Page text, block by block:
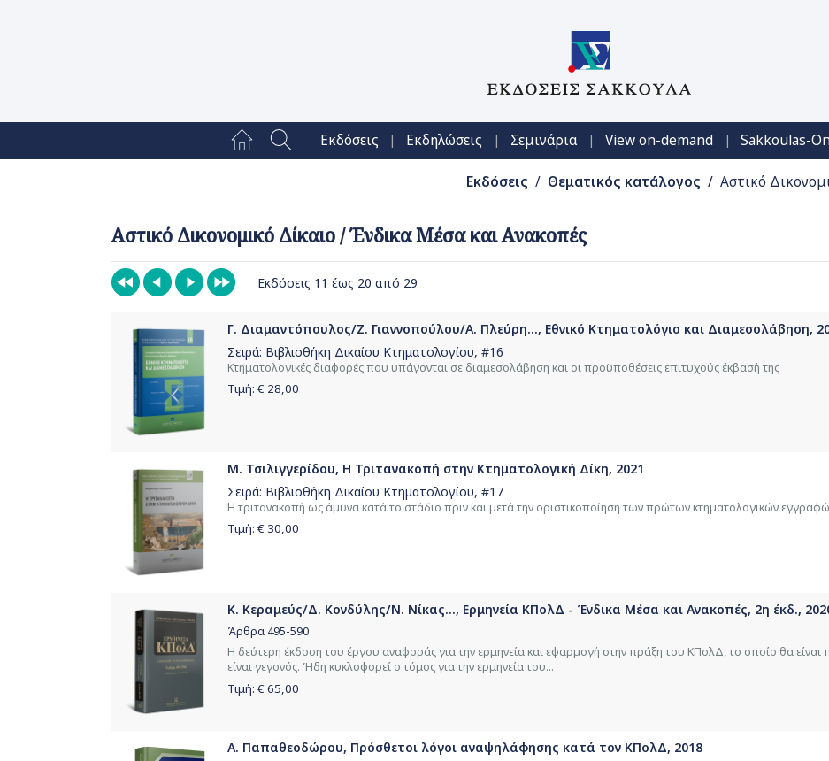
Εκδόσεις | Εκδηλώσεις | Σεμινάρια | View on-demand | Sakkoulas-
Εκδόσεις / Θεματικός κατάλογος / Αστικό
Αστικό Δικονομικό Δίκαιο / Ένδικα Μέσα και Ανακοπές
Εκδόσεις 11 έως 20 από 29
Γ. Διαμαντόπουλος/Ζ. Γιαννοπούλου/Α. Πλεύρη..., Εθνικό Κτηματολόγιο και Διαμεσολάβηση,
Σειρά: Βιβλιοθήκη Δικαίου Κτηματολογίου, #16
Κτηματολογικές διαφορές που υπάγονται σε διαμεσολάβηση και οι προϋποθέσεις επιτυχούς έκβασή της
Τιμή: € 28,00
Μ. Τσιλιγγερίδου, Η Τριτανακοπή στην Κτηματολογική Δίκη, 2021
Σειρά: Βιβλιοθήκη Δικαίου Κτηματολογίου, #17
Η τριτανακοπή ως άμυνα κατά το στάδιο πριν και μετά την οριστικοποίηση των πρώτων κτηματολογικών
Τιμή: € 30,00
Κ. Κεραμεύς/Δ. Κονδύλης/Ν. Νίκας..., Ερμηνεία ΚΠολΔ - Ένδικα Μέσα και Ανακοπές, 2η έκδ.,
Άρθρα 495-590
Η δεύτερη έκδοση του έργου αναφοράς για την ερμηνεία και εφαρμογή στην πράξη του ΚΠολΔ, το οποίο θα είναι
είναι γεγονός. Ήδη κυκλοφορεί ο τόμος για την ερμηνεία του...
Τιμή: € 65,00
Α. Παπαθεοδώρου, Πρόσθετοι λόγοι αναψηλάφησης κατά τον ΚΠολΔ, 2018